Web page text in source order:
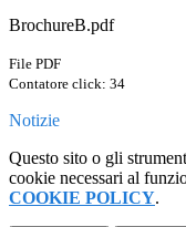
BrochureB.pdf
File PDF
Contatore click: 34
Notizie
Questo sito o gli
cookie necessari al
COOKIE POLICY.